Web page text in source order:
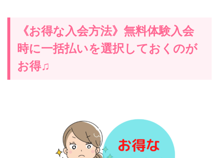
《お得な入会方法》無料体験入会
時に一括払いを選択しておくのが
お得♫